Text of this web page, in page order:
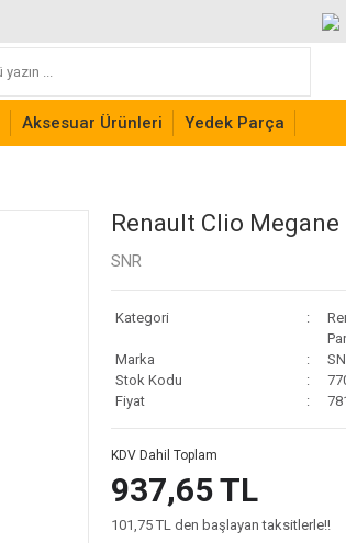
Aksesuar Ürünleri Yedek Parça
Renault Clio Megane
SNR
Kategori
Marka
Stok Kodu
Fiyat
KDV Dahil Toplam
937,65 TL
101,75 TL den başlayan taksitlerle!!